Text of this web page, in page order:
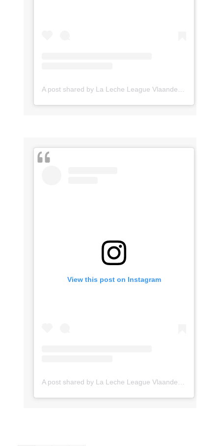
View this post on Instagram